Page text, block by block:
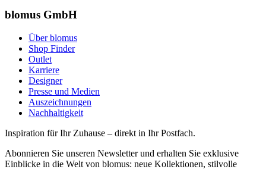
blomus GmbH
Über blomus
Shop Finder
Outlet
Karriere
Designer
Presse und Medien
Auszeichnungen
Nachhaltigkeit
Inspiration für Ihr Zuhause – direkt in Ihr Postfach.
Abonnieren Sie unseren Newsletter und erhalten Sie exklusive
Einblicke in die Welt von blomus: neue Kollektionen, stilvolle